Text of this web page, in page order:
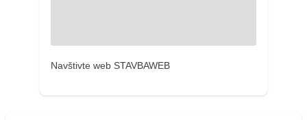
Navštivte web STAVBAWEB